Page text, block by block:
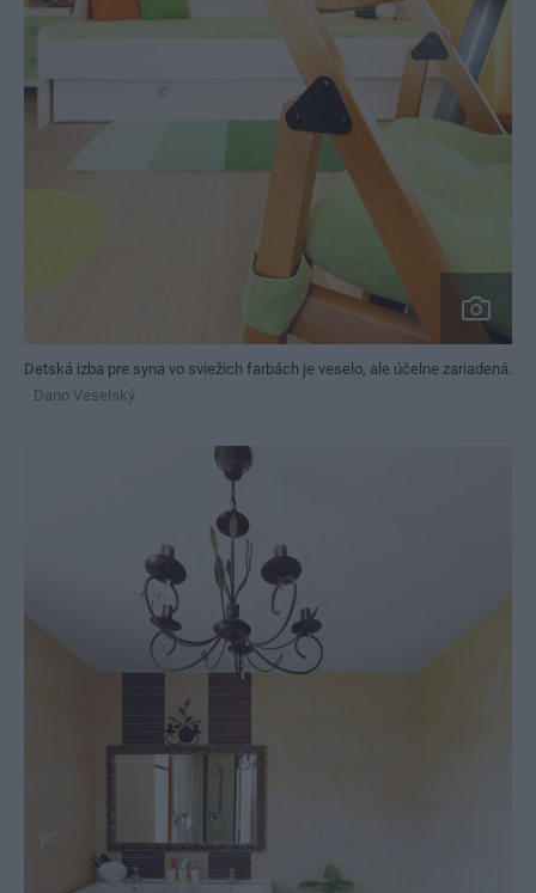
Detská izba pre syna vo sviežich farbách je veselo, ale účelne zariadená.
Dano Veselský